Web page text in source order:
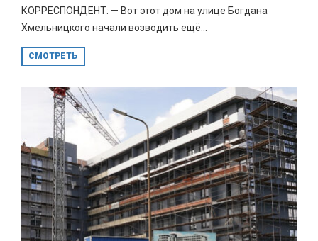
КОРРЕСПОНДЕНТ: — Вот этот дом на улице Богдана
Хмельницкого начали возводить ещё...
СМОТРЕТЬ